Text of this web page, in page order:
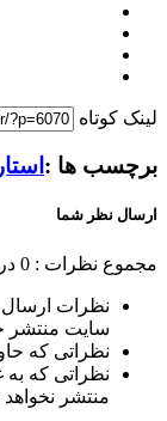
لینک کوتاه
برچسب ها :
ارسال نظر شما
مجموع نظرات : 0
نظرات
سایت منتشر
نظراتی که
نظراتی که به
منتشر